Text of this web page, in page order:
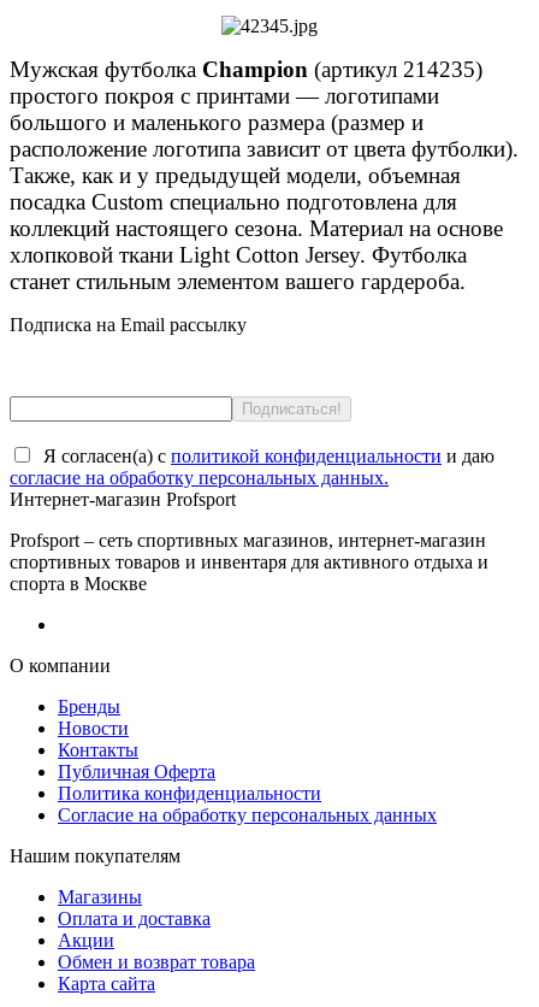
Мужская футболка Champion (артикул 214235)
простого покроя с принтами — логотипами
большого и маленького размера (размер и
расположение логотипа зависит от цвета футболки).
Также, как и у предыдущей модели, объемная
посадка Custom специально подготовлена для
коллекций настоящего сезона. Материал на основе
хлопковой ткани Light Cotton Jersey. Футболка
станет стильным элементом вашего гардероба.
Подписка на Email рассылку
Я согласен(a) с политикой конфиденциальности и даю
согласие на обработку персональных данных.
Интернет-магазин Profsport
Profsport – сеть спортивных магазинов, интернет-магазин
спортивных товаров и инвентаря для активного отдыха и
спорта в Москве
О компании
Бренды
Новости
Контакты
Публичная Оферта
Политика конфиденциальности
Согласие на обработку персональных данных
Нашим покупателям
Магазины
Оплата и доставка
Акции
Обмен и возврат товара
Карта сайта